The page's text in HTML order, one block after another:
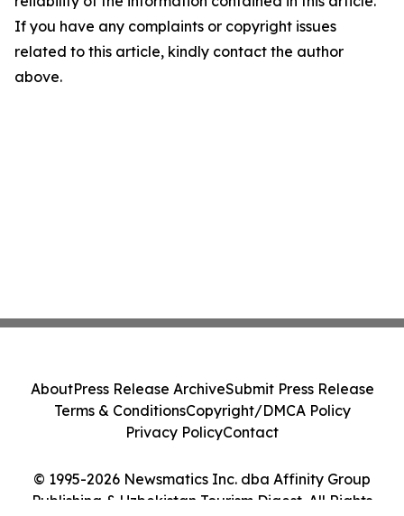
If you have any complaints or copyright issues
related to this article, kindly contact the author
above.
© 1995-2026 Newsmatics Inc. dba Affinity Group
Publishing & Uzbekistan Tourism Digest. All Rights
AboutPress Release ArchiveSubmit Press Release
Terms & ConditionsCopyright/DMCA Policy
Privacy PolicyContact